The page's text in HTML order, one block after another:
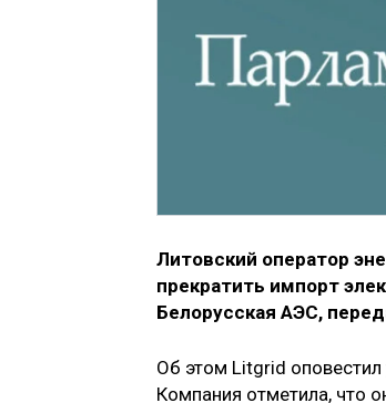
Литовский оператор
прекратить импорт
Белорусская АЭС,
Об этом Litgrid оповестил
Компания отметила, что